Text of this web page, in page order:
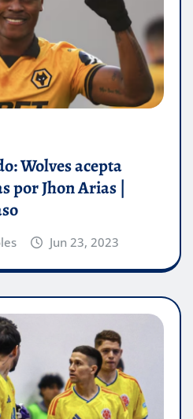
Wolves acepta
por Jhon Arias |
Jun 23, 2023